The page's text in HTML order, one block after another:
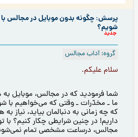
پرسش: چگونه بدون موبایل در مجالس
شویم؟
جدید
گروه: آداب مجالس
سلام عليكم.
شما فرموديد كه در مجالس، موبایل به
ما ـ مخدّرات ـ وقتی كه مى‌خواهيم با
که چه زمانی به دنبالمان بياید، نیاز
داریم! در چنین شرایطی چکار کنیم؟ با
مجالس، درساعت مشخصی تمام